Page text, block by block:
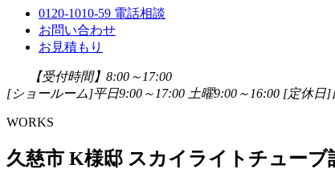
0120-1010-59 電話相談
お問い合わせ
お見積もり
【受付時間】8:00～17:00
[ショールーム]平日9:00～17:00 土曜9:00～16:00 [定休日]
WORKS
久慈市 K様邸 スカイライトチューブ